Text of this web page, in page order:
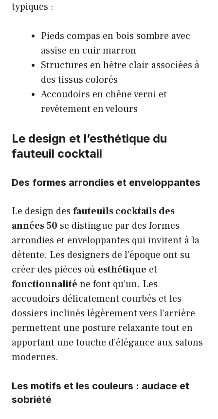
typiques :
Pieds compas en bois sombre avec
assise en cuir marron
Structures en hêtre clair associées à
des tissus colorés
Accoudoirs en chêne verni et
revêtement en velours
Le design et l’esthétique du
fauteuil cocktail
Des formes arrondies et enveloppantes
Le design des fauteuils cocktails des
années 50 se distingue par des formes
arrondies et enveloppantes qui invitent à la
détente. Les designers de l’époque ont su
créer des pièces où esthétique et
fonctionnalité ne font qu’un. Les
accoudoirs délicatement courbés et les
dossiers inclinés légèrement vers l’arrière
permettent une posture relaxante tout en
apportant une touche d’élégance aux salons
modernes.
Les motifs et les couleurs : audace et
sobriété